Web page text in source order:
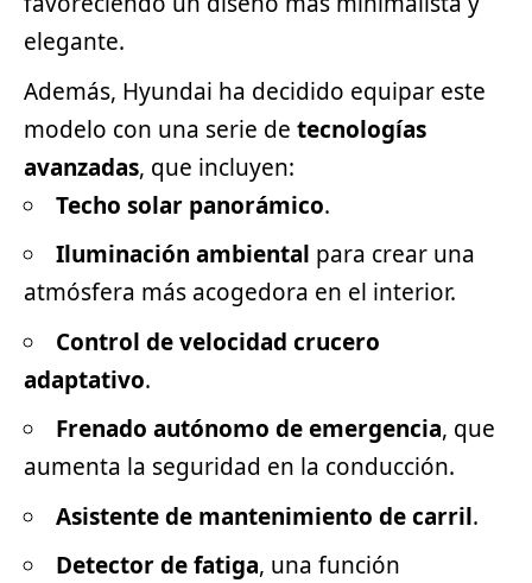
elegante.
Además, Hyundai ha decidido equipar este
modelo con una serie de tecnologías
avanzadas, que incluyen:
Techo solar panorámico.
Iluminación ambiental para crear una
atmósfera más acogedora en el interior.
Control de velocidad crucero
adaptativo.
Frenado autónomo de emergencia, que
aumenta la seguridad en la conducción.
Asistente de mantenimiento de carril.
Detector de fatiga, una función